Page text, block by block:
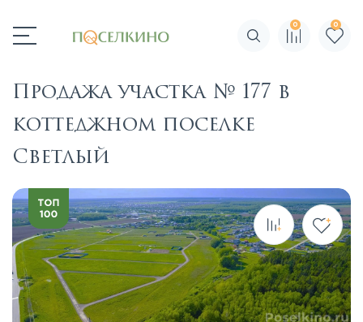
Поиск по сайту
0 0
Продажа участка № 177 в
коттеджном поселке
Светлый